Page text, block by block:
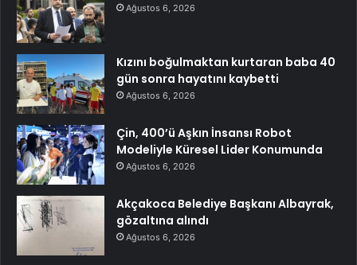
Ağustos 6, 2026
Kızını boğulmaktan kurtaran baba 40
gün sonra hayatını kaybetti
Ağustos 6, 2026
Çin, 400’ü Aşkın İnsansı Robot
Modeliyle Küresel Lider Konumunda
Ağustos 6, 2026
Akçakoca Belediye Başkanı Albayrak,
gözaltına alındı
Ağustos 6, 2026